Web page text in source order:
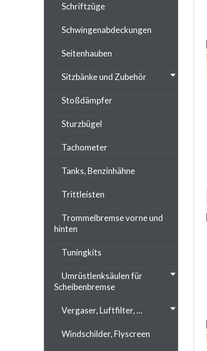
Schriftzüge
Schwingenabdeckungen
Seitenhauben
Sitzbänke und Zubehör
Stoßdämpfer
Sturzbügel
Tachometer
Tanks, Benzinhähne
Trittleisten
Trommelbremse vorne und
hinten
Tuningkits
Umrüstlenksäulen für
Scheibenbremse
Vergaser, Luftfilter, ...
Windschilder, Flyscreen